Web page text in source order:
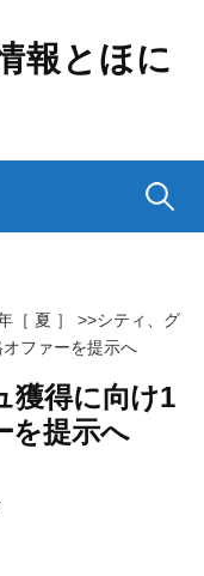
報とほに
検
［ 夏 ］ >>シティ、グ
ファーを提示へ
獲得に向け1
を提示へ